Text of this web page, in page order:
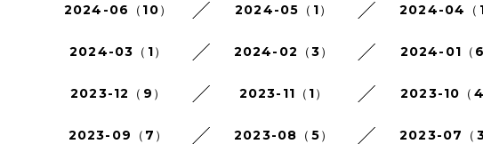
2024-06（10） 2024-05（1） 2024-04（1
2024-03（1） 2024-02（3） 2024-01（6
2023-12（9） 2023-11（1） 2023-10（4
2023-09（7） 2023-08（5） 2023-07（3